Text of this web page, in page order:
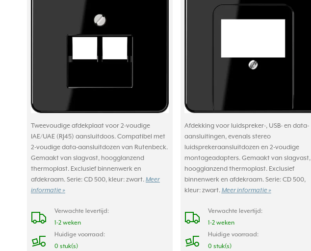
Tweevoudige afdekplaat voor 2-voudige
IAE/UAE (RJ45) aansluitdoos. Compatibel met
2-voudige data-aansluitdozen van Rutenbeck.
Gemaakt van slagvast, hoogglanzend
thermoplast. Exclusief binnenwerk en
afdekraam. Serie: CD 500, kleur: zwart. Meer
informatie »
Verwachte levertijd:
1-2 weken
Huidige voorraad:
0 stuk(s)
Afdekking voor luidspreker-, USB- en data-
aansluitingen, evenals stereo
luidsprekeraansluitdozen en 2-voudige
montageadapters. Gemaakt van slagvast,
hoogglanzend thermoplast. Exclusief
binnenwerk en afdekraam. Serie: CD 500,
kleur: zwart. Meer informatie »
Verwachte levertijd:
1-2 weken
Huidige voorraad:
0 stuk(s)